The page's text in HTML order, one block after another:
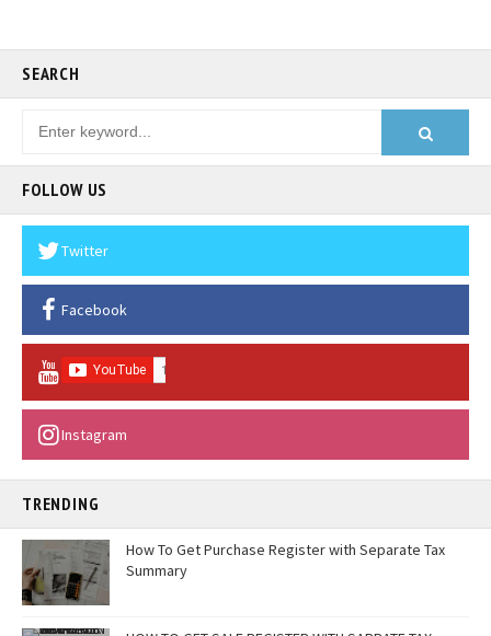
SEARCH
FOLLOW US
Twitter
Facebook
Instagram
TRENDING
How To Get Purchase Register with Separate Tax
Summary